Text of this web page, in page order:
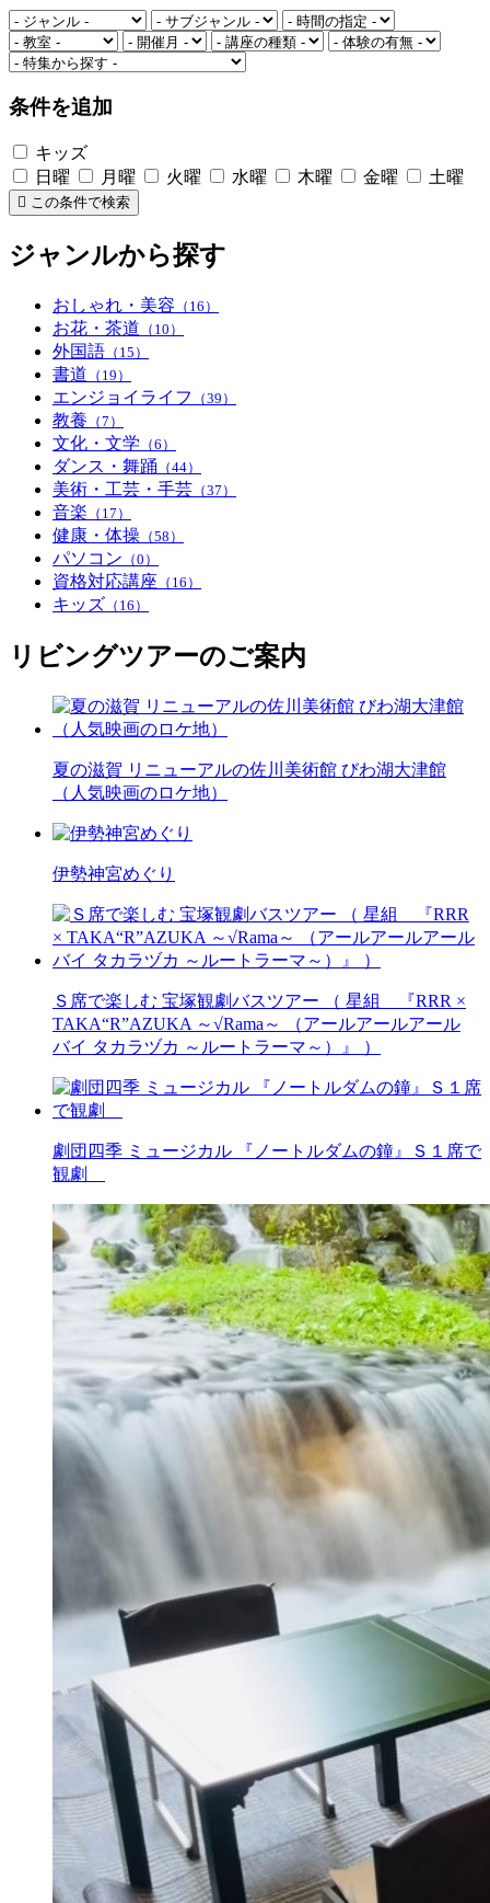
条件を追加
キッズ
日曜
月曜 火曜 水曜 木曜 金曜 土曜
この条件で検索
ジャンルから探す
おしゃれ・美容 （16）
お花・茶道 （10）
外国語 （15）
書道 （19）
エンジョイライフ （39）
教養 （7）
文化・文学 （6）
ダンス・舞踊 （44）
美術・工芸・手芸 （37）
音楽 （17）
健康・体操 （58）
パソコン （0）
資格対応講座 （16）
キッズ （16）
リビングツアーのご案内
夏の滋賀 リニューアルの佐川美術館 びわ湖大津館
（人気映画のロケ地）
伊勢神宮めぐり
Ｓ席で楽しむ 宝塚観劇バスツアー （ 星組 『RRR ×
TAKA“R”AZUKA ～√Rama～ （アールアールアール
バイ タカラヅカ ～ルートラーマ～）』 ）
劇団四季 ミュージカル 『ノートルダムの鐘』Ｓ１席で
観劇